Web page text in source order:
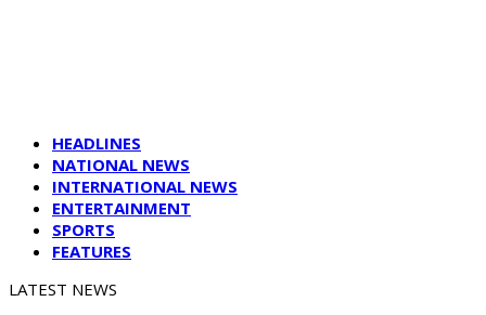
HEADLINES
NATIONAL NEWS
INTERNATIONAL NEWS
ENTERTAINMENT
SPORTS
FEATURES
LATEST NEWS